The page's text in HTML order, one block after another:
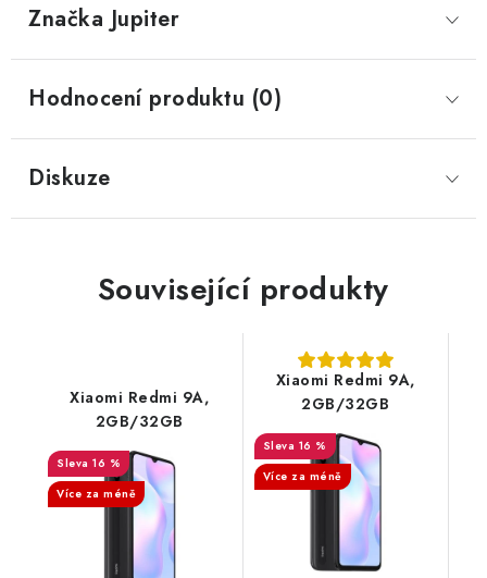
Značka Jupiter
Hodnocení produktu (0)
Diskuze
Související produkty
Xiaomi Redmi 9A,
2GB/32GB
16 %
Více za méně
Xiaomi Redmi 9A,
2GB/32GB
16 %
Více za méně